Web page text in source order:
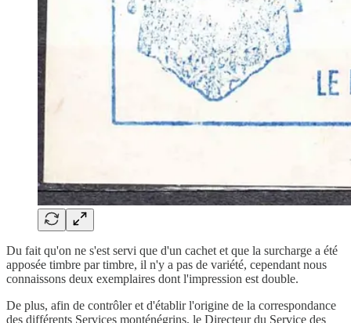
Du fait qu'on ne s'est servi que d'un cachet et que la surcharge a été
apposée timbre par timbre, il n'y a pas de variété, cependant nous
connaissons deux exemplaires dont l'impression est double.
De plus, afin de contrôler et d'établir l'origine de la correspondance
des différents Services monténégrins, le Directeur du Service des